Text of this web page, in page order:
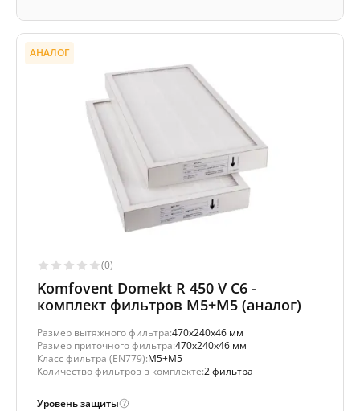
АНАЛОГ
(0)
Komfovent Domekt R 450 V C6 -
комплект фильтров M5+M5 (аналог)
Размер вытяжного фильтра:470x240x46 мм
Размер приточного фильтра:470x240x46 мм
Класс фильтра (EN779):M5+M5
Количество фильтров в комплекте:2 фильтра
Уровень защиты